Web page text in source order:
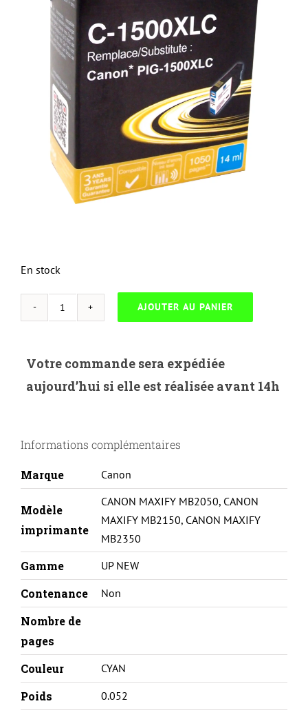
En stock
quantité
C-
1500XLC-
MB2050
PGI1500XL-
AJOUTER AU PANIER
Votre commande sera expédiée
aujourd’hui si elle est réalisée avant 14h
Informations complémentaires
Marque Canon
Modèle
imprimante
CANON MAXIFY MB2050, CANON
MAXIFY MB2150, CANON MAXIFY
MB2350
Gamme UP NEW
Contenance Non
Nombre de
pages
Couleur
CYAN
Poids 0.052